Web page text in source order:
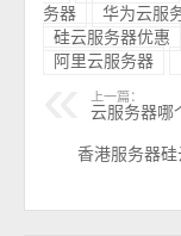
务器
华为云服
硅云服务器优惠
阿里云服务器
上一篇：
云服务器哪
香港服务器